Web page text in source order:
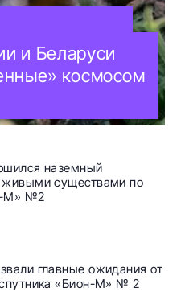
и Беларуси
космосом
наземный
живыми существами по
М» №2
главные ожидания от
спутника «Бион-М» № 2